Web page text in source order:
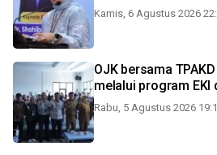
Kamis, 6 Agustus 2026
OJK bersama
melalui program EKI
Rabu, 5 Agustus 2026